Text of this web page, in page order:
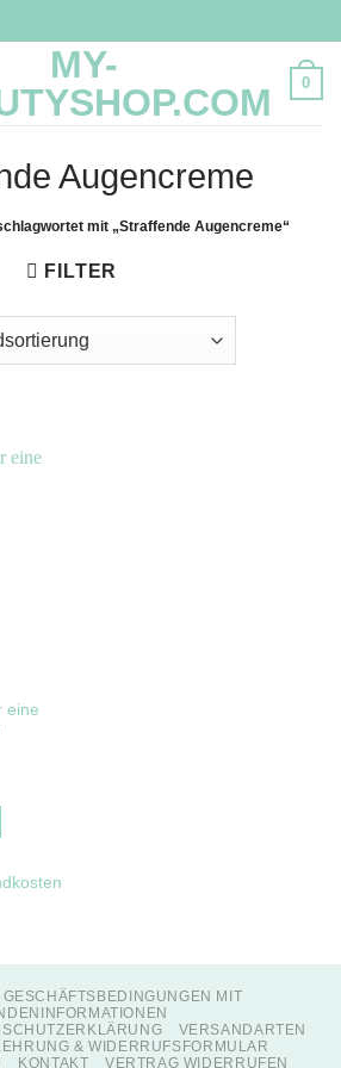
0
Augencreme
mit „Straffende Augencreme“
FILTER
eine
MIT
VERSANDARTEN
& WIDERRUFSFORMULAR
KONTAKT VERTRAG WIDERRUFEN